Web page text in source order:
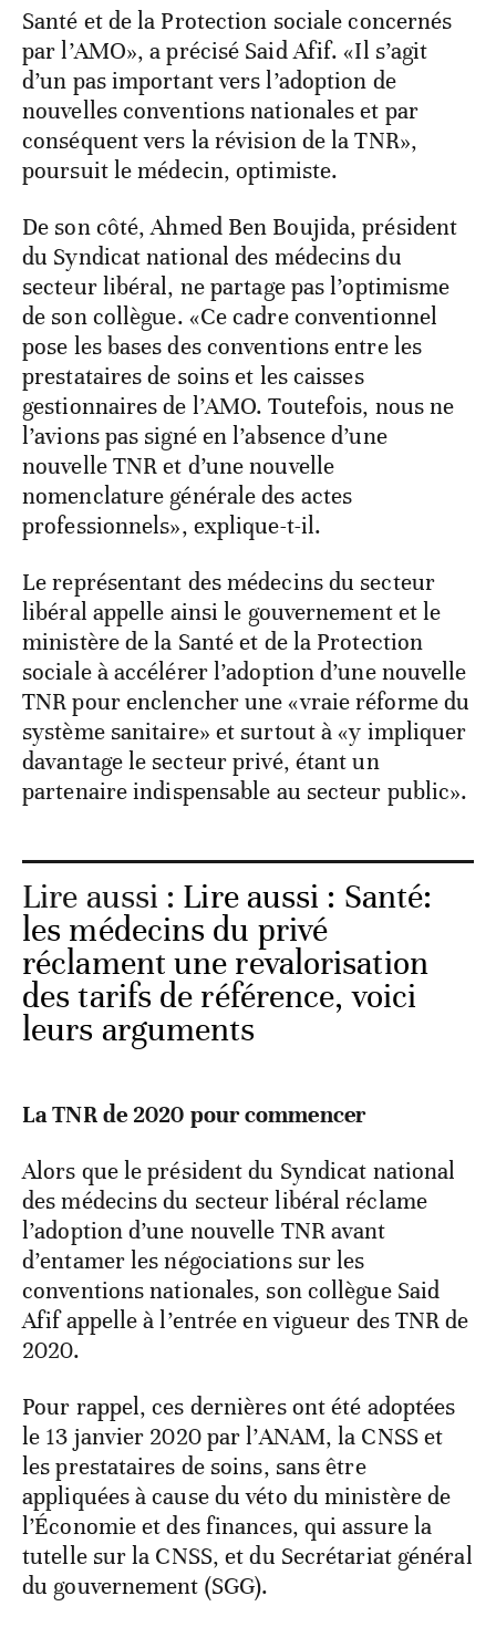
Santé et de la Protection sociale concernés
par l’AMO», a précisé Said Afif. «Il s’agit
d’un pas important vers l’adoption de
nouvelles conventions nationales et par
conséquent vers la révision de la TNR»,
poursuit le médecin, optimiste.
De son côté, Ahmed Ben Boujida, président
du Syndicat national des médecins du
secteur libéral, ne partage pas l’optimisme
de son collègue. «Ce cadre conventionnel
pose les bases des conventions entre les
prestataires de soins et les caisses
gestionnaires de l’AMO. Toutefois, nous ne
l’avions pas signé en l’absence d’une
nouvelle TNR et d’une nouvelle
nomenclature générale des actes
professionnels», explique-t-il.
Le représentant des médecins du secteur
libéral appelle ainsi le gouvernement et le
ministère de la Santé et de la Protection
sociale à accélérer l’adoption d’une nouvelle
TNR pour enclencher une «vraie réforme du
système sanitaire» et surtout à «y impliquer
davantage le secteur privé, étant un
partenaire indispensable au secteur public».
Lire aussi : Lire aussi : Santé:
les médecins du privé
réclament une revalorisation
des tarifs de référence, voici
leurs arguments
La TNR de 2020 pour commencer
Alors que le président du Syndicat national
des médecins du secteur libéral réclame
l’adoption d’une nouvelle TNR avant
d’entamer les négociations sur les
conventions nationales, son collègue Said
Afif appelle à l’entrée en vigueur des TNR de
2020.
Pour rappel, ces dernières ont été adoptées
le 13 janvier 2020 par l’ANAM, la CNSS et
les prestataires de soins, sans être
appliquées à cause du véto du ministère de
l’Économie et des finances, qui assure la
tutelle sur la CNSS, et du Secrétariat général
du gouvernement (SGG).